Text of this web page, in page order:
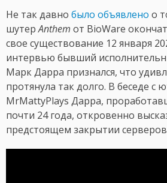
Не так давно было объявлено о
шутерAnthem от BioWare
свое существование 12 января
интервью бывший
Марк Дарра признался, что
протянула так долго. В беседе с
MrMattyPlays Дарра,
почти 24 года, откровенно
предстоящем закрытии